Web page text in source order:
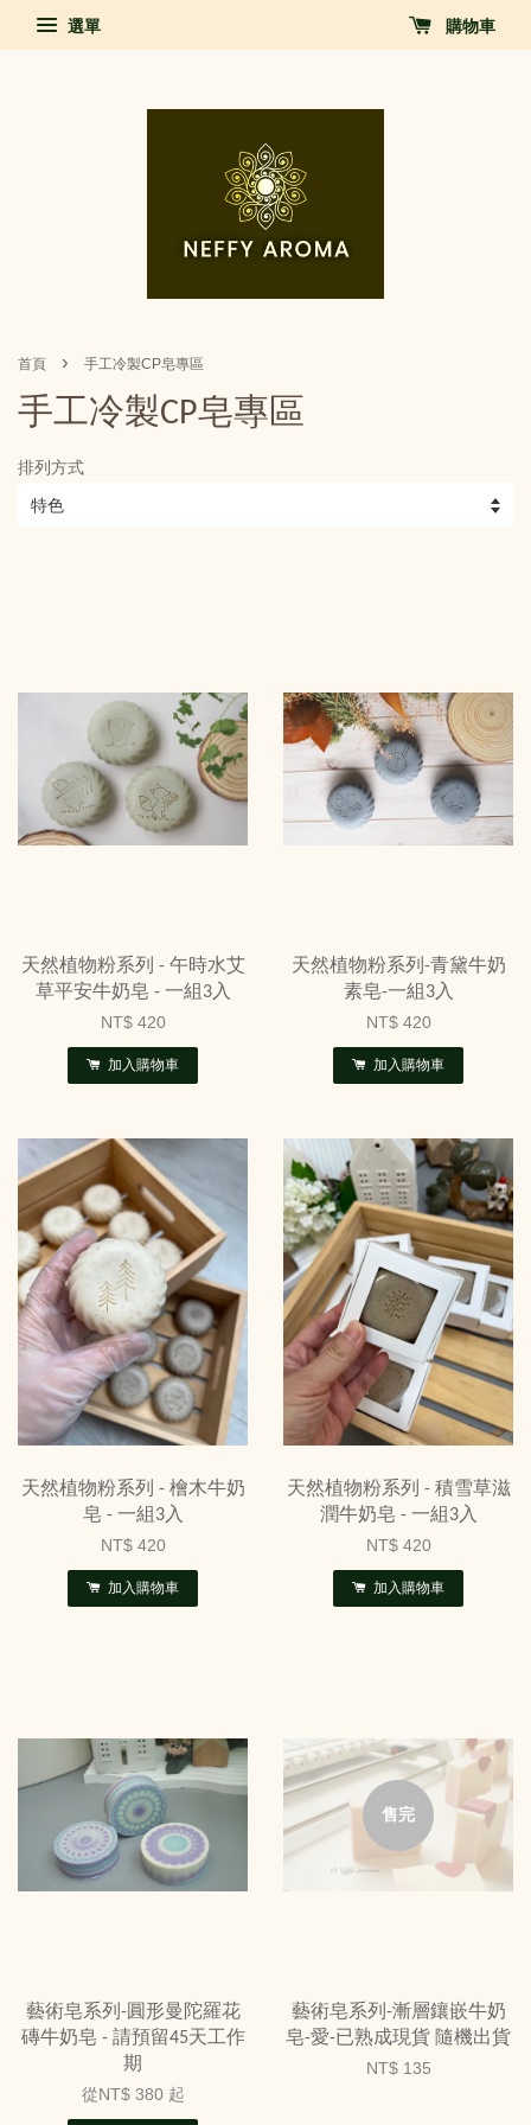
選單 購物車
首頁 › 手工冷製CP皂專區
手工冷製CP皂專區
排列方式
天然植物粉系列 - 午時水艾
草平安牛奶皂 - 一組3入
NT$ 420
加入購物車
天然植物粉系列-青黛牛奶
素皂-一組3入
NT$ 420
加入購物車
天然植物粉系列 - 檜木牛奶
皂 - 一組3入
NT$ 420
加入購物車
天然植物粉系列 - 積雪草滋
潤牛奶皂 - 一組3入
NT$ 420
加入購物車
藝術皂系列-圓形曼陀羅花
磚牛奶皂 - 請預留45天工作
期
從 NT$ 380 起
售完
藝術皂系列-漸層鑲嵌牛奶
皂-愛-已熟成現貨 隨機出貨
NT$ 135